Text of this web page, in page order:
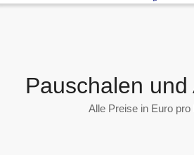
Pauschalen und
Alle Preise in Euro pro